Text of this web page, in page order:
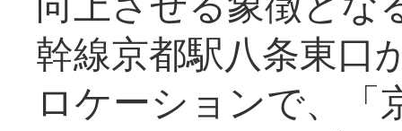
幹線京都駅八条東口
ロケーションで、「